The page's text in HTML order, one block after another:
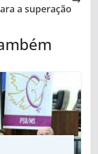
a superação